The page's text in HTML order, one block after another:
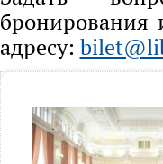
бронирования
адресу: